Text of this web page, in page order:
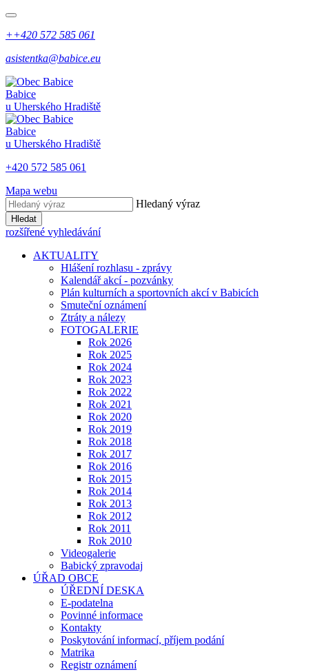
++420 572 585 061
asistentka@babice.eu
Babice
u Uherského Hradiště
Babice
u Uherského Hradiště
+420 572 585 061
Mapa webu
Hledaný výraz
Hledat
rozšířené vyhledávání
AKTUALITY
Hlášení rozhlasu - zprávy
Kalendář akcí - pozvánky
Plán kulturních a sportovních akcí v Babicích
Smuteční oznámení
Ztráty a nálezy
FOTOGALERIE
Rok 2026
Rok 2025
Rok 2024
Rok 2023
Rok 2022
Rok 2021
Rok 2020
Rok 2019
Rok 2018
Rok 2017
Rok 2016
Rok 2015
Rok 2014
Rok 2013
Rok 2012
Rok 2011
Rok 2010
Videogalerie
Babický zpravodaj
ÚŘAD OBCE
ÚŘEDNÍ DESKA
E-podatelna
Povinné informace
Kontakty
Poskytování informací, příjem podání
Matrika
Registr oznámení